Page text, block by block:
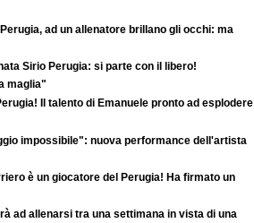
ad un allenatore brillano gli occhi: ma
Sirio Perugia: si parte con il libero!
maglia"
Il talento di Emanuele pronto ad esplodere
impossibile": nuova performance dell'artista
è un giocatore del Perugia! Ha firmato un
ad allenarsi tra una settimana in vista di una